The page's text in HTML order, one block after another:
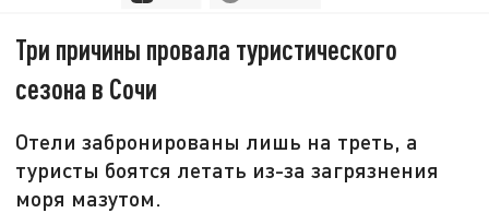
Три причины провала туристического
сезона в Сочи
Отели забронированы лишь на треть, а
туристы боятся летать из-за загрязнения
моря мазутом.